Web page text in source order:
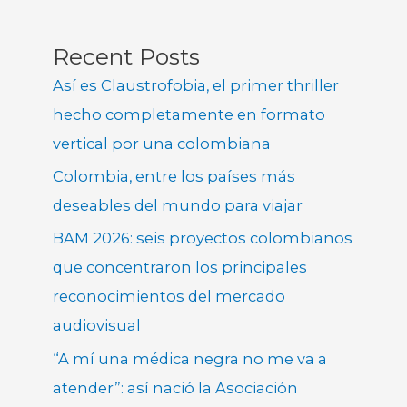
Recent Posts
Así es Claustrofobia, el primer thriller
hecho completamente en formato
vertical por una colombiana
Colombia, entre los países más
deseables del mundo para viajar
BAM 2026: seis proyectos colombianos
que concentraron los principales
reconocimientos del mercado
audiovisual
“A mí una médica negra no me va a
atender”: así nació la Asociación